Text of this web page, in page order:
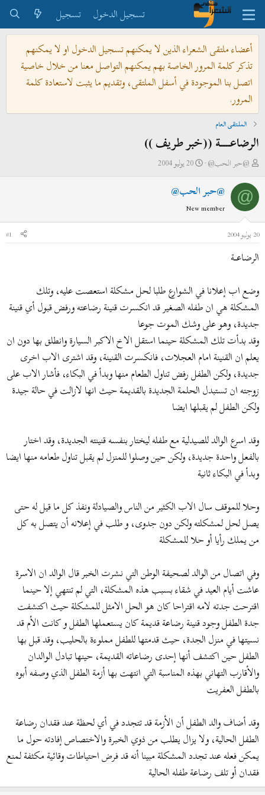
تسجيل الدخول
تسجيل
أعضاء ملتقى الشعراء الذين لا يمكنهم تسجيل الدخول او لا يمكنهم
تذكر كلمة المرور الخاصة بهم يمكنهم التواصل معنا من خلال خاصية
اتصل بنا الموجودة في أسفل الملتقى، وتقديم ما يثبت لاستعادة كلمة
المرور.
الملتقى العام
الرضاعــــة ((خبر طريف ))
ب
د
ئ
م
و
ع
@حبر الحب@
ت
ر
ل
ء
20 يوليو 2004
@ @حبر الحب@
New member
20 يوليو 2004
#1
الرضاعــــة
وضع اب إعلانا في الشوارع طلبا لحل مشكلة استعصت عليه، وتلك
المشكلة هي ان طفله الصغير قد انكسرت قنينة رضاعته ورفض قبول أي قنينة
جديدة، وهو على وشك الموت جوعا
وقد بدأت تلك المشكلة حينما استقل الاخ الاكبر السيارة وانطلق بها دون ان
يعلم ان القنينة امام العجلات، فانكسرت القنينة، وقد اشترى الاب اخرى
جديدة، ولكن الطفل رفض تناول الطعام منها وبدأ في البكاء، فأشار الاب على
زوجته ان تستبدل الحلمة الجديدة بالقديمة حيث انها لازالت في حالة جيدة
ولكن الطفل لم يقبلها ايضا
وقد اسرع الوالد للصيدلية مع طفله ليختار بنفسه قنينته الجديدة، وقد اختار
بالفعل واحدة جديدة، ولكن حين وصلوا للمنزل لم يقبل تناول طعامه منها ايضا
وبدأ في البكاء ثانية
وحلا للموقف سال الاب الكثير من الناس والصيادلة ونفذ كل ما قيل له حتى
يصل لحل لمشكلته ولكن دون جدوى، و طلب في إعلانه أن يتصل به كل
من يملك رأيا أو حلا للمشكلة
وفي اتصال من الوالد لصحيفة الوطن التي نشرت الخبر قال الوالد ان الاسرة
عاشت أيام العيد في شقاء بسبب هذه المشكلة، التي لم تنتهي إلا حينما
اقترحت جدته لامه اقتراحا كان هو الحل الامثل للمشكلة حيث اكتشفت
جدة الطفل وجود قنينة رضاعة قديمة كان يستعملها الطفل و كانت الأم قد
نسيتها في منزل الجدة، حيث قدمتها للطفل مملوءة بالحليب، وقد قبل بها
الطفل حين اكتشف أنها إحدى رضاعاته القديمة، حينها تبادل الوالدان
والأقارب التهاني بهذه المناسبة التي انتهت بها أزمة الطفل الذي وصفه أبوه
بالطفل العفريت
وقد أضاف والد الطفل أن الأزمة قد تتجدد في أي لحظة عند فقدان رضاعة
الطفل الحالية، ولا يزال يطلب من ذوي الخبرة والاختصاص إفادته حول ما
يمكن فعله عند تجدد المشكلة مبينا أنه قد فرض احتياطات وقائية مكثفة لمنع
فقدان أو تلف رضاعة طفله الحالية